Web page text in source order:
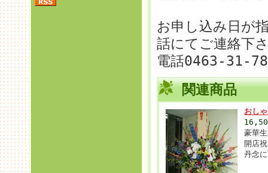
お申し込み日が
話にてご連絡下
電話0463-31-
関連商品
おし
豪華
開店
丹念